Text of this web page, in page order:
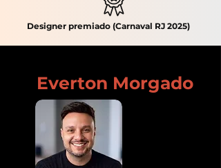
Designer premiado (Carnaval RJ 2025)
Everton Morgado